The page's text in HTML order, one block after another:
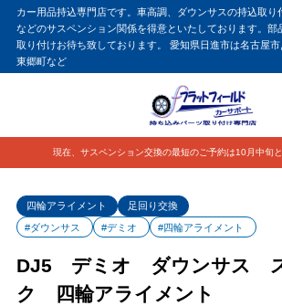
カー用品持込専門店です。車高調、ダウンサスの持込取り
などのサスペンション関係を得意といたしております。部
取り付けお待ち致しております。 愛知県日進市は名古屋
東郷町など
現在、サスペンション交換の最短のご予約は10月中旬と
四輪アライメント
足回り交換
#ダウンサス
#デミオ #四輪アライメント
DJ5 デミオ ダウンサス
ク 四輪アライメント